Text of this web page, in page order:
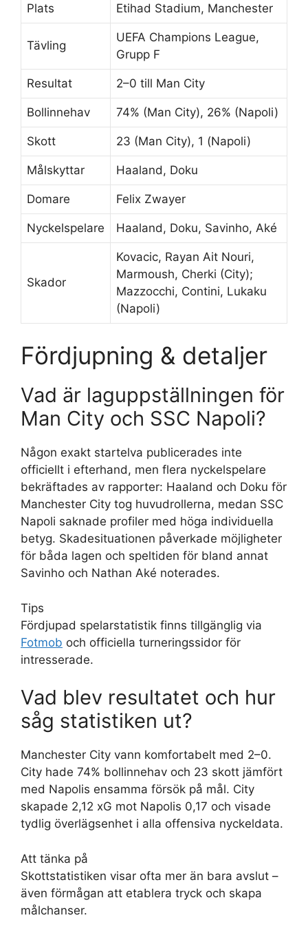
Plats Etihad Stadium, Manchester
Tävling
UEFA Champions League,
Grupp F
Resultat 2–0 till Man City
Bollinnehav 74% (Man City), 26% (Napoli)
Skott 23 (Man City), 1 (Napoli)
Målskyttar Haaland, Doku
Domare Felix Zwayer
Nyckelspelare Haaland, Doku, Savinho, Aké
Skador
Kovacic, Rayan Ait Nouri,
Marmoush, Cherki (City);
Mazzocchi, Contini, Lukaku
(Napoli)
Fördjupning & detaljer
Vad är laguppställningen för
Man City och SSC Napoli?
Någon exakt startelva publicerades inte
officiellt i efterhand, men flera nyckelspelare
bekräftades av rapporter: Haaland och Doku för
Manchester City tog huvudrollerna, medan SSC
Napoli saknade profiler med höga individuella
betyg. Skadesituationen påverkade möjligheter
för båda lagen och speltiden för bland annat
Savinho och Nathan Aké noterades.
Tips
Fördjupad spelarstatistik finns tillgänglig via
Fotmob och officiella turneringssidor för
intresserade.
Vad blev resultatet och hur
såg statistiken ut?
Manchester City vann komfortabelt med 2–0.
City hade 74% bollinnehav och 23 skott jämfört
med Napolis ensamma försök på mål. City
skapade 2,12 xG mot Napolis 0,17 och visade
tydlig överlägsenhet i alla offensiva nyckeldata.
Att tänka på
Skottstatistiken visar ofta mer än bara avslut –
även förmågan att etablera tryck och skapa
målchanser.